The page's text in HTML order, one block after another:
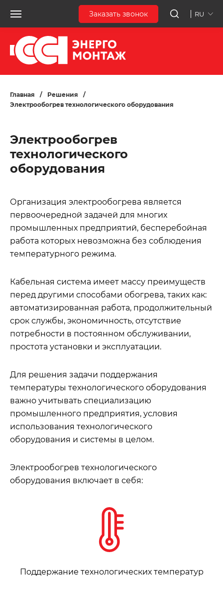
Заказать звонок RU
Главная / Решения
/
Электрообогрев технологического оборудования
Электрообогрев
технологического
оборудования
Организация электрообогрева является
первоочередной задачей для многих
промышленных предприятий, бесперебойная
работа которых невозможна без соблюдения
температурного режима.
Кабельная система имеет массу преимуществ
перед другими способами обогрева, таких как:
автоматизированная работа, продолжительный
срок службы, экономичность, отсутствие
потребности в постоянном обслуживании,
простота установки и эксплуатации.
Для решения задачи поддержания
температуры технологического оборудования
важно учитывать специализацию
промышленного предприятия, условия
использования технологического
оборудования и системы в целом.
Электрообогрев технологического
оборудования включает в себя:
Поддержание технологических температур